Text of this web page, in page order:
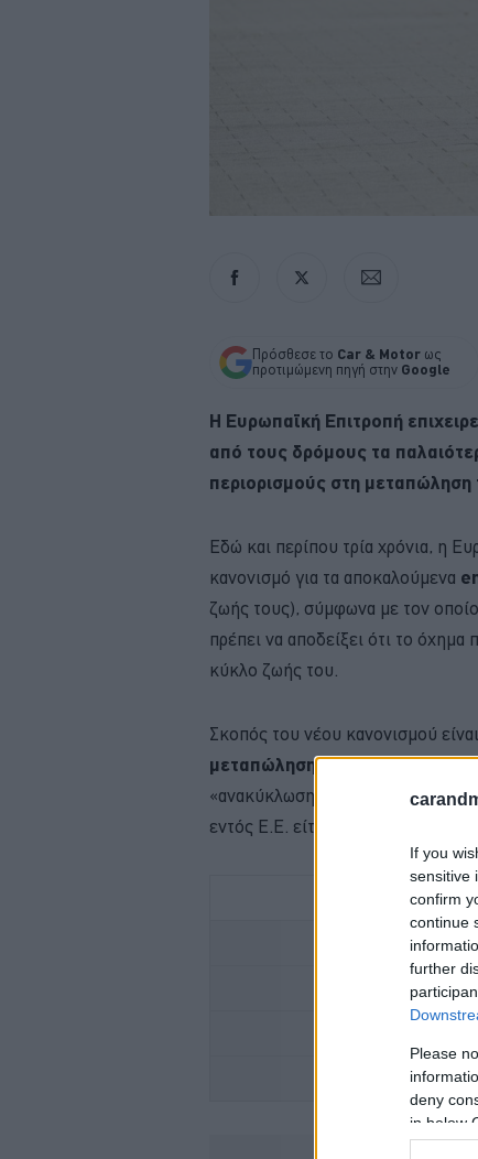
If you
sensitive
confirm
continue
further
Please
deny
in below
Πρόσθεσε το Car & Motor ως
προτιμώμενη πηγή στην Google
Η Ευρωπαϊκή Επιτροπή
από τους δρόμους τα
περιορισμούς στη μεταπώληση
Εδώ και περίπου τρία χρόνια, η
κανονισμό για τα αποκαλούμενα
ζωής τους) , σύμφωνα με τον
πρέπει να αποδείξει ότι το
κύκλο ζωής του.
Σκοπός του νέου κανονισμού
μεταπώληση μεταχειρισμένων
«ανακύκλωση» παλαιότερων,
εντός Ε.Ε. είτε πρόκειται για
ΜΕΤΑΚΙΝΗΣΗ
XPENG -